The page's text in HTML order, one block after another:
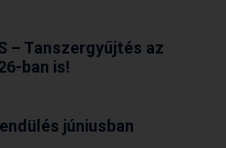
– Tanszergyűjtés az
ban is!
júniusban